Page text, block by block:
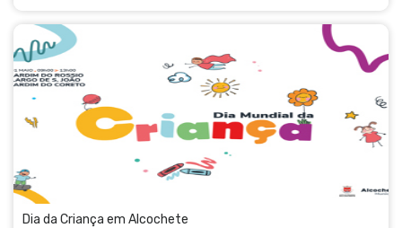
Dia da Criança em Alcochete